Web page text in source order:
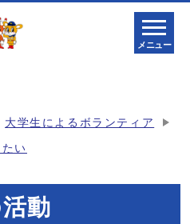
メニュー
大学生によるボランティア
い
動